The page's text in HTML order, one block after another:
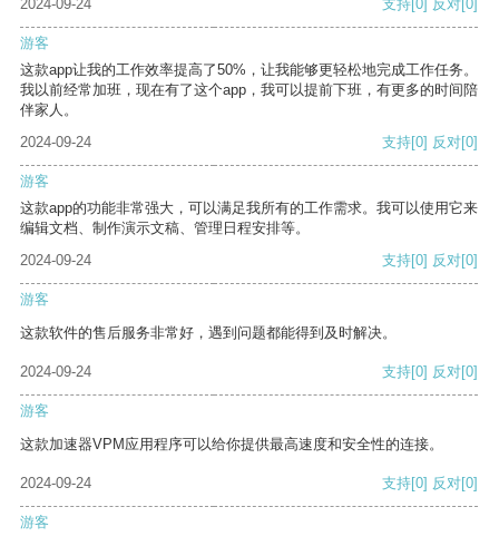
2024-09-24 支持 [0] 反对 [0]
游客
这款app让我的工作效率提高了50%，让我能够更轻松地完成工作任务。
我以前经常加班，现在有了这个app，我可以提前下班，有更多的时间陪
伴家人。
2024-09-24
支持[0] 反对[0]
游客
这款app的功能非常强大，可以满足我所有的工作需求。我可以使用它来
编辑文档、制作演示文稿、管理日程安排等。
2024-09-24
支持[0] 反对[0]
游客
这款软件的售后服务非常好，遇到问题都能得到及时解决。
2024-09-24 支持[0] 反对[0]
游客
这款加速器VPM应用程序可以给你提供最高速度和安全性的连接。
2024-09-24 支持[0] 反对[0]
游客